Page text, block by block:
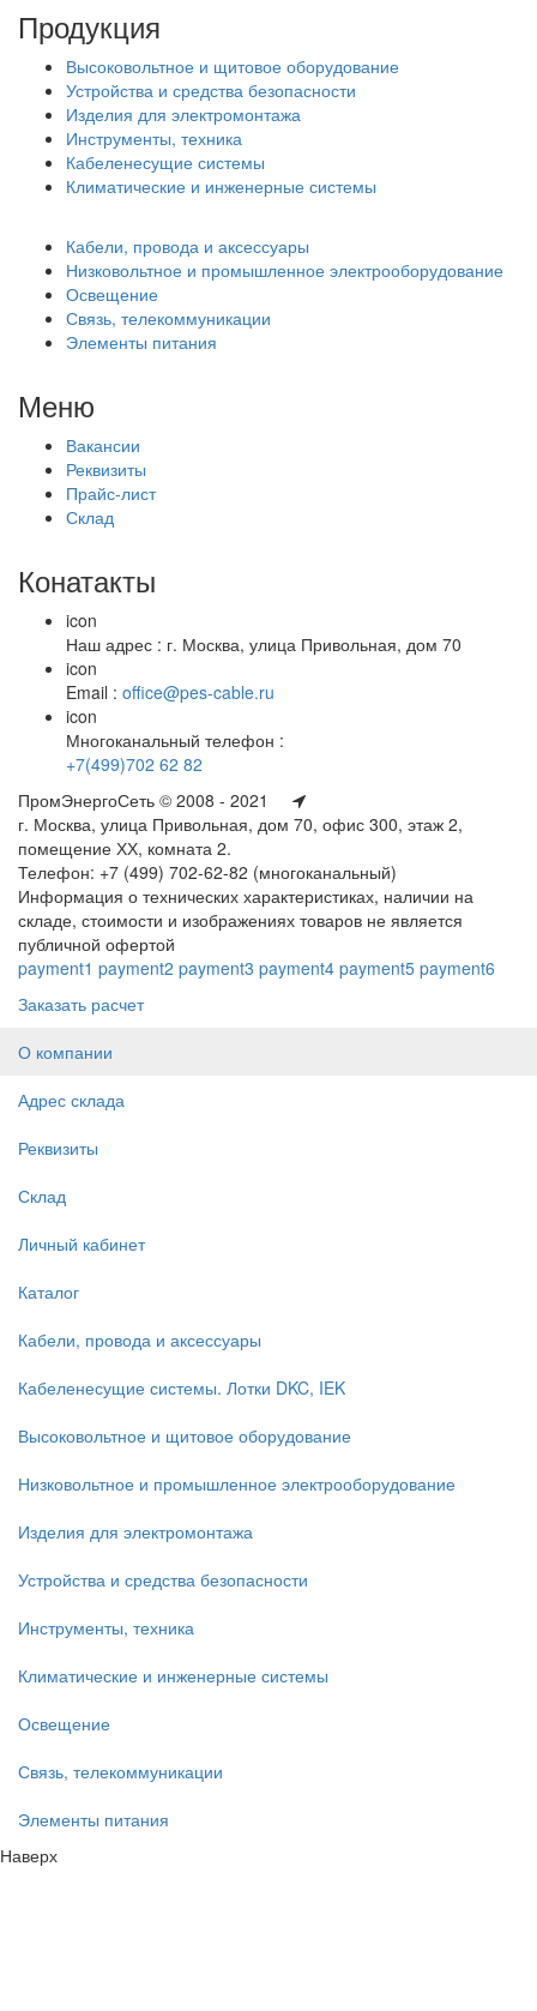
Продукция
Высоковольтное и щитовое оборудование
Устройства и средства безопасности
Изделия для электромонтажа
Инструменты, техника
Кабеленесущие системы
Климатические и инженерные системы
Кабели, провода и аксессуары
Низковольтное и промышленное электрооборудование
Освещение
Связь, телекоммуникации
Элементы питания
Меню
Вакансии
Реквизиты
Прайс-лист
Склад
Конатакты
icon
Наш адрес : г. Москва, улица Привольная, дом 70
icon
Email : office@pes-cable.ru
icon
Многоканальный телефон :
+7(499)702 62 82
ПромЭнергоСеть © 2008 - 2021
г. Москва, улица Привольная, дом 70, офис 300, этаж 2,
помещение ХХ, комната 2.
Телефон: +7 (499) 702-62-82 (многоканальный)
Информация о технических характеристиках, наличии на
складе, стоимости и изображениях товаров не является
публичной офертой
payment1 payment2 payment3 payment4 payment5 payment6
Заказать расчет
О компании
Адрес склада
Реквизиты
Склад
Личный кабинет
Каталог
Кабели, провода и аксессуары
Кабеленесущие системы. Лотки DKC, IEK
Высоковольтное и щитовое оборудование
Низковольтное и промышленное электрооборудование
Изделия для электромонтажа
Устройства и средства безопасности
Инструменты, техника
Климатические и инженерные системы
Освещение
Связь, телекоммуникации
Элементы питания
Наверх